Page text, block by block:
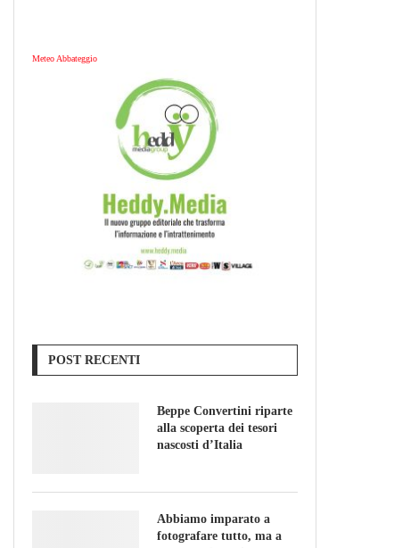
Meteo Abbateggio
POST RECENTI
Beppe Convertini riparte
alla scoperta dei tesori
nascosti d’Italia
Abbiamo imparato a
fotografare tutto, ma a